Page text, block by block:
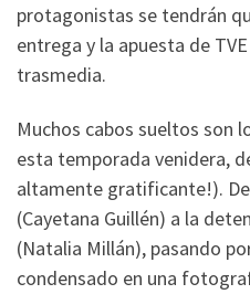
protagonistas se tendrán
entrega y la apuesta de
trasmedia.
Muchos cabos sueltos son
esta temporada venidera,
altamente gratificante!).
(Cayetana Guillén) a la
(Natalia Millán), pasando
condensado en una